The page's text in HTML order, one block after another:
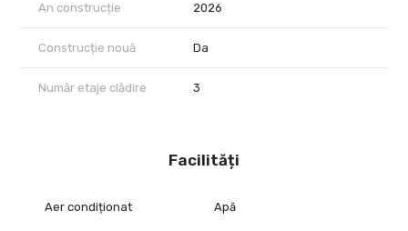
An construcție 2026
Construcție nouă Da
Număr etaje clădire 3
Facilități
Aer condiționat Apă